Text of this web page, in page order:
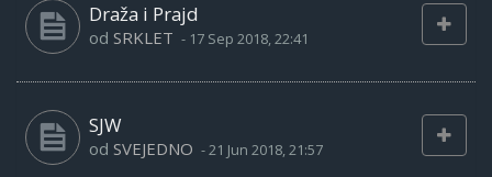
Draža i Prajd
od SRKLET - 17 Sep 2018, 22:41
SJW
od SVEJEDNO -21 Jun 2018, 21:57